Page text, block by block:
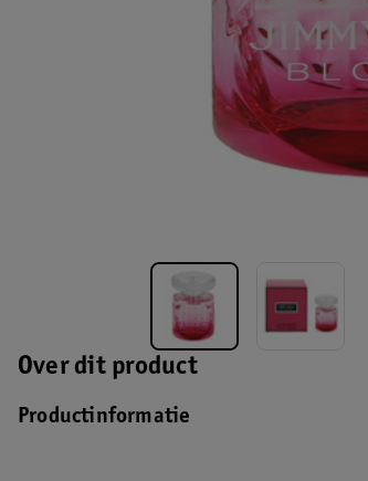
Over dit product
Productinformatie